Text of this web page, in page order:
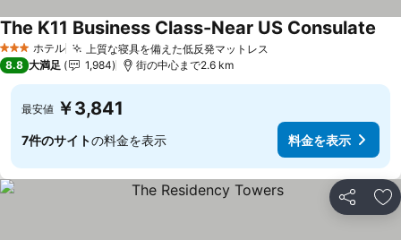
3 ホテルのランク
ホテル 上質な寝具を備えた低反発マットレス
The K11 Business Class-Near US Consulate
8.8 大満足 1,984 街の中心まで2.6 km
最安値 ￥3,841
7件のサイトの料金を表示 料金を表示
シェア お